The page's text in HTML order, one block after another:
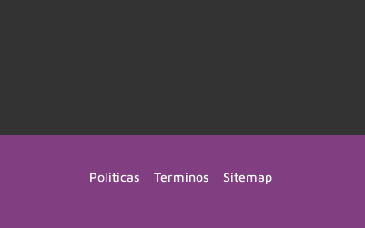
Politicas Terminos Sitemap